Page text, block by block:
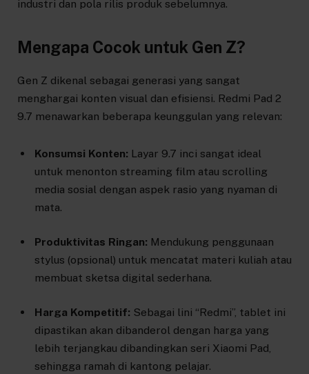
industri dan pola rilis produk sebelumnya.
Mengapa Cocok untuk Gen Z?
Gen Z dikenal sebagai generasi yang sangat
menghargai konten visual dan efisiensi. Redmi Pad 2
9.7 menawarkan beberapa keunggulan yang relevan:
Konsumsi Konten: Layar 9.7 inci sangat ideal
untuk menonton streaming film atau scrolling
media sosial dengan aspek rasio yang nyaman di
mata.
Produktivitas Ringan: Mendukung penggunaan
stylus (opsional) untuk mencatat materi kuliah atau
membuat sketsa digital sederhana.
Harga Kompetitif: Sebagai lini “Redmi”, tablet ini
dipastikan akan dibanderol dengan harga yang
lebih terjangkau dibandingkan seri Xiaomi Pad,
sehingga ramah di kantong pelajar.